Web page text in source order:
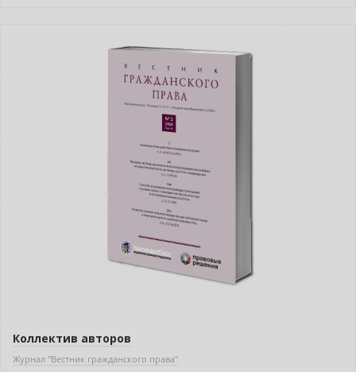
Коллектив авторов
Журнал "Вестник гражданского права"